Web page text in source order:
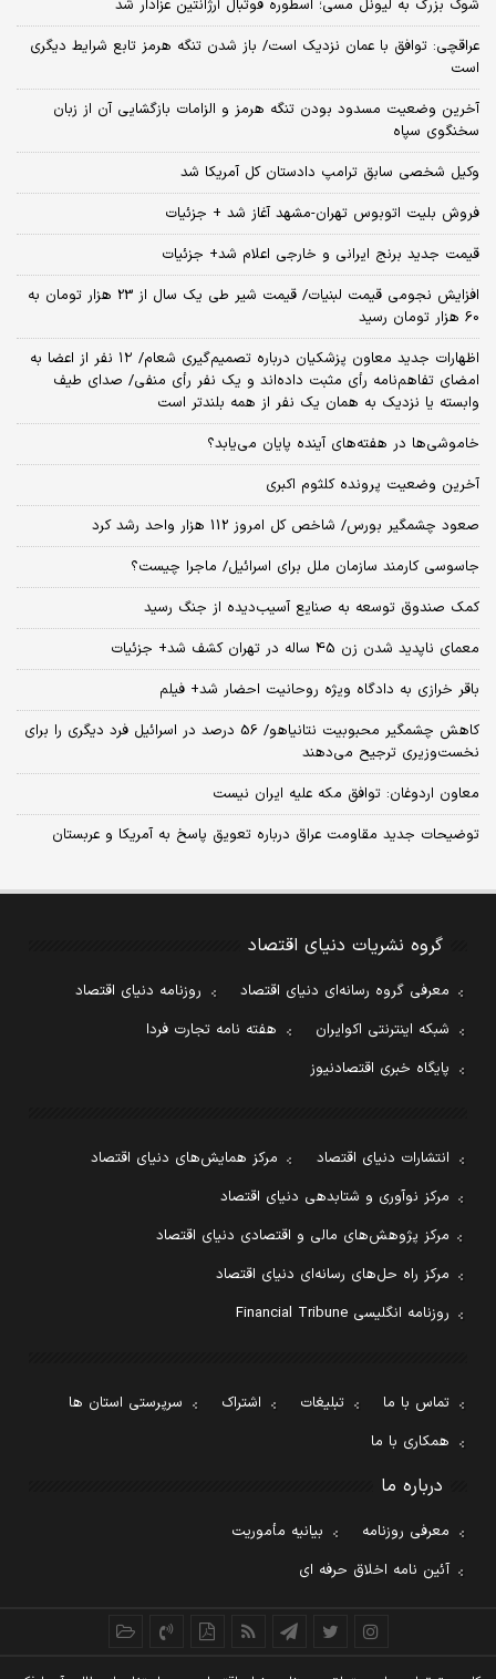
شوک بزرگ به لیونل مسی؛ اسطوره فوتبال آرژانتین عزادار شد
عراقچی: توافق با عمان نزدیک است/ باز شدن تنگه هرمز تابع شرایط دیگری
است
آخرین وضعیت مسدود بودن تنگه هرمز و الزامات بازگشایی آن از زبان
سخنگوی سپاه
وکیل شخصی سابق ترامپ دادستان کل آمریکا شد
فروش بلیت اتوبوس تهران-مشهد آغاز شد + جزئیات
قیمت جدید برنج ایرانی و خارجی اعلام شد+ جزئیات
افزایش نجومی قیمت لبنیات/ قیمت شیر طی یک سال از 23 هزار تومان به
60 هزار تومان رسید
اظهارات جدید معاون پزشکیان درباره تصمیم‌گیری شعام/ ۱۲ نفر از اعضا به
امضای تفاهم‌نامه رأی مثبت داده‌اند و یک نفر رأی منفی/ صدای طیف
وابسته یا نزدیک به همان یک نفر از همه بلندتر است
خاموشی‌ها در هفته‌های آینده پایان می‌یابد؟
آخرین وضعیت پرونده کلثوم اکبری
صعود چشمگیر بورس/ شاخص کل امروز 112 هزار واحد رشد کرد
جاسوسی کارمند سازمان ملل برای اسرائیل/ ماجرا چیست؟
کمک صندوق توسعه به صنایع آسیب‌دیده از جنگ رسید
معمای ناپدید شدن زن 45 ساله در تهران کشف شد+ جزئیات
باقر خرازی به دادگاه ویژه روحانیت احضار شد+ فیلم
کاهش چشمگیر محبوبیت نتانیاهو/ 56 درصد در اسرائیل فرد دیگری را برای
نخست‌وزیری ترجیح می‌دهند
معاون اردوغان: توافق مکه علیه ایران نیست
توضیحات جدید مقاومت عراق درباره تعویق پاسخ به آمریکا و عربستان
گروه نشریات دنیای اقتصاد
معرفی گروه رسانه‌ای دنیای اقتصاد
روزنامه دنیای اقتصاد
شبکه اینترنتی اکوایران
هفته نامه تجارت فردا
پایگاه خبری اقتصادنیوز
انتشارات دنیای اقتصاد
مرکز همایش‌های دنیای اقتصاد
مرکز نوآوری و شتابدهی دنیای اقتصاد
مرکز پژوهش‌های مالی و اقتصادی دنیای اقتصاد
مرکز راه حل‌های رسانه‌ای دنیای اقتصاد
روزنامه انگلیسی Financial Tribune
تماس با ما تبلیغات اشتراک
سرپرستی استان ها
همکاری با ما
درباره ما
معرفی روزنامه
بیانیه مأموریت
آئین نامه اخلاق حرفه ای